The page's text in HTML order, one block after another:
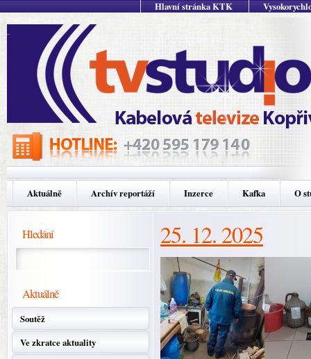
Hlavní stránka KTK
Aktuálně Archív reportáží Inzerce Kafka O
Hledání
Aktuálně
Soutěž
Ve zkratce aktuality
25. 12. 2025